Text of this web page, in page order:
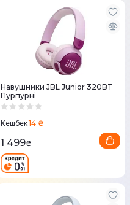
Навушники JBL Junior 320BT
Пурпурні
Кешбек14 ₴
1 499₴